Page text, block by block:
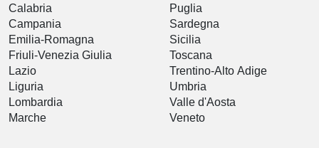
Calabria
Campania
Emilia-Romagna
Friuli-Venezia Giulia
Lazio
Liguria
Lombardia
Marche
Puglia
Sardegna
Sicilia
Toscana
Trentino-Alto Adige
Umbria
Valle d'Aosta
Veneto